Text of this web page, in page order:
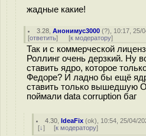
жадные какие!
3.28 ,Анонимус3000 (?), 10:17, 25/
[ответить] [к модератору]
Так и с коммерческой
Роллинг очень дерзкий. Ну
ставить ядро, которое
Федоре? И ладно бы ещё
ставить только вышедшую
поймали data corruption баг
4.30 ,IdeaFix (ok), 10:54, 25/04/
[↓] [к модератору]